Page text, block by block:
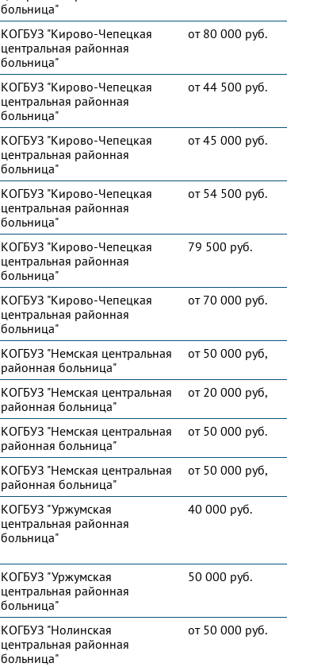
больница"
КОГБУЗ "Кирово-Чепецкая
центральная районная
больница"
от 80 000 руб.
КОГБУЗ "Кирово-Чепецкая
центральная районная
больница"
от 44 500 руб.
КОГБУЗ "Кирово-Чепецкая
центральная районная
больница"
от 45 000 руб.
КОГБУЗ "Кирово-Чепецкая
центральная районная
больница"
от 54 500 руб.
КОГБУЗ "Кирово-Чепецкая
центральная районная
больница"
79 500 руб.
КОГБУЗ "Кирово-Чепецкая
центральная районная
больница"
от 70 000 руб.
КОГБУЗ "Немская центральная
районная больница"
от 50 000 руб,
КОГБУЗ "Немская центральная
районная больница"
от 20 000 руб,
КОГБУЗ "Немская центральная
районная больница"
от 50 000 руб.
КОГБУЗ "Немская центральная
районная больница"
от 50 000 руб,
КОГБУЗ "Уржумская
центральная районная
больница"
40 000 руб.
КОГБУЗ "Уржумская
центральная районная
больница"
50 000 руб.
КОГБУЗ "Нолинская
центральная районная
больница"
от 50 000 руб.